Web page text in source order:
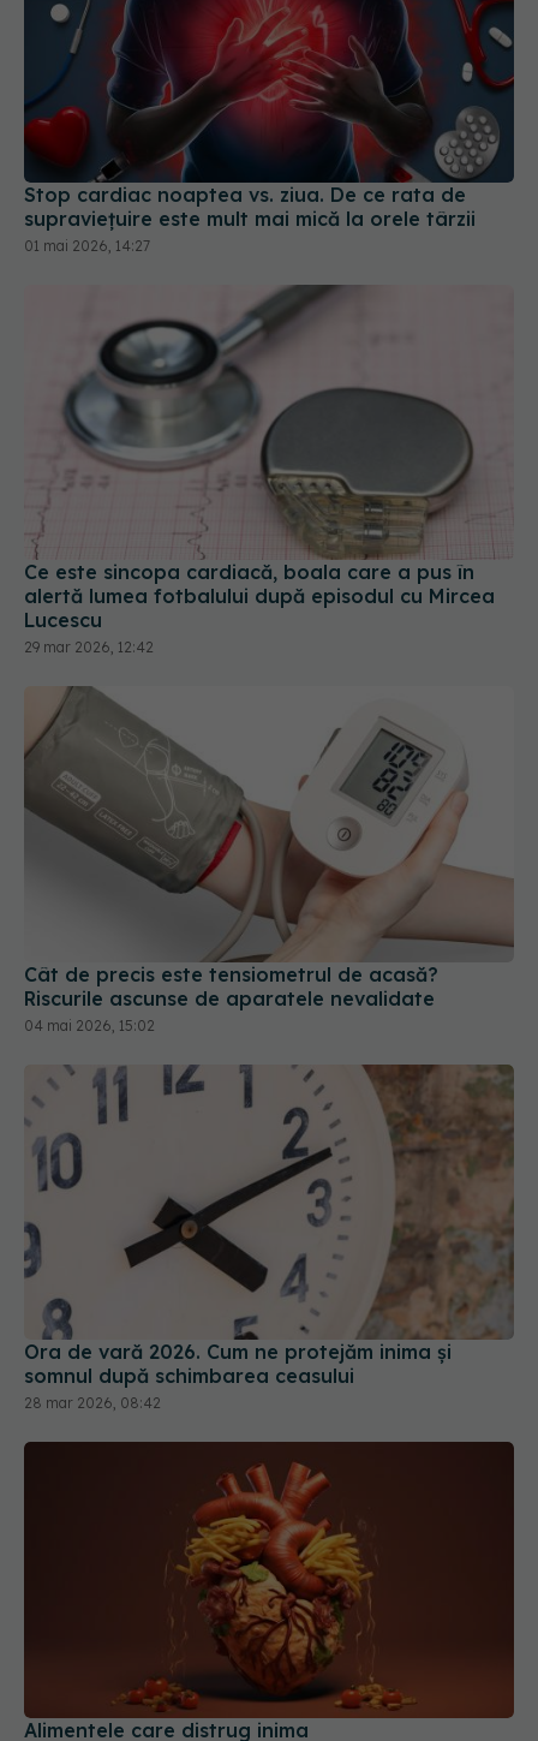
Stop cardiac noaptea vs. ziua. De ce rata de
supraviețuire este mult mai mică la orele târzii
01 mai 2026, 14:27
Ce este sincopa cardiacă, boala care a pus în
alertă lumea fotbalului după episodul cu Mircea
Lucescu
29 mar 2026, 12:42
Cât de precis este tensiometrul de acasă?
Riscurile ascunse de aparatele nevalidate
04 mai 2026, 15:02
Ora de vară 2026. Cum ne protejăm inima și
somnul după schimbarea ceasului
28 mar 2026, 08:42
Alimentele care distrug inima